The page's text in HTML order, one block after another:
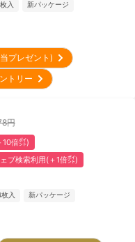
枚入 新パッケージ
当プレゼント)
ントリー
円
10倍㌽)
ブ検索利用(＋1倍㌽)
枚入 新パッケージ